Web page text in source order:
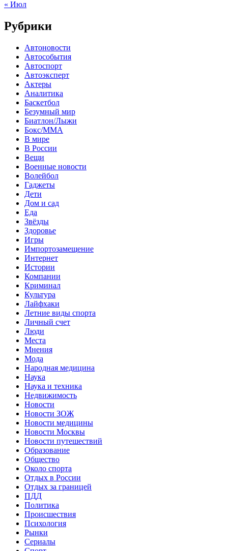
« Июл
Рубрики
Автоновости
Автособытия
Автоспорт
Автоэксперт
Актеры
Аналитика
Баскетбол
Безумный мир
Биатлон/Лыжи
Бокс/MMA
В мире
В России
Вещи
Военные новости
Волейбол
Гаджеты
Дети
Дом и сад
Еда
Звёзды
Здоровье
Игры
Импортозамещение
Интернет
Истории
Компании
Криминал
Культура
Лайфхаки
Летние виды спорта
Личный счет
Люди
Места
Мнения
Мода
Народная медицина
Наука
Наука и техника
Недвижимость
Новости
Новости ЗОЖ
Новости медицины
Новости Москвы
Новости путешествий
Образование
Общество
Около спорта
Отдых в России
Отдых за границей
ПДД
Политика
Происшествия
Психология
Рынки
Сериалы